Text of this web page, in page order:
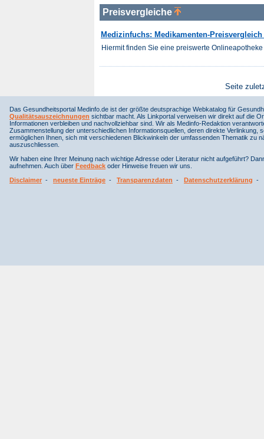
Preisvergleiche
Medizinfuchs: Medikamenten-
Hiermit finden Sie eine preiswerte
Seite
Das Gesundheitsportal Medinfo.de ist der größte deutsprachige Webkatalog für
Qualitätsauszeichnungen sichtbar macht. Als Linkportal verweisen wir direkt auf die
Informationen verbleiben und nachvollziehbar sind. Wir als Medinfo-Redaktion
Zusammenstellung der unterschiedlichen Informationsquellen, deren direkte
ermöglichen Ihnen, sich mit verschiedenen Blickwinkeln der umfassenden Thematik
auszuschliessen.
Wir haben eine Ihrer Meinung nach wichtige Adresse oder Literatur nicht aufgeführt?
aufnehmen. Auch über Feedback oder Hinweise freuen wir uns.
Disclaimer - neueste Einträge - Transparenzdaten - Datenschutzerklärung -